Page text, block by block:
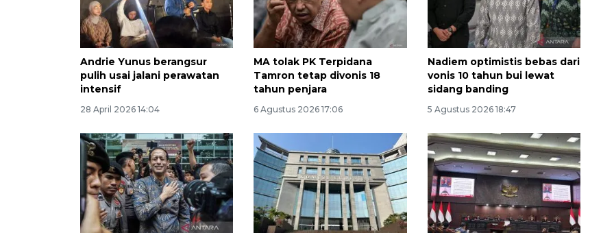
Andrie Yunus berangsur
pulih usai jalani perawatan
intensif
28 April 2026 14:04
MA tolak PK Terpidana
Tamron tetap divonis 18
tahun penjara
6 Agustus 2026 17:06
Nadiem optimistis bebas dari
vonis 10 tahun bui lewat
sidang banding
5 Agustus 2026 18:47